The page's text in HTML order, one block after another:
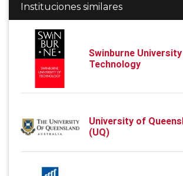
Instituciones similares
Swinburne
Technology
University of
(UQ)